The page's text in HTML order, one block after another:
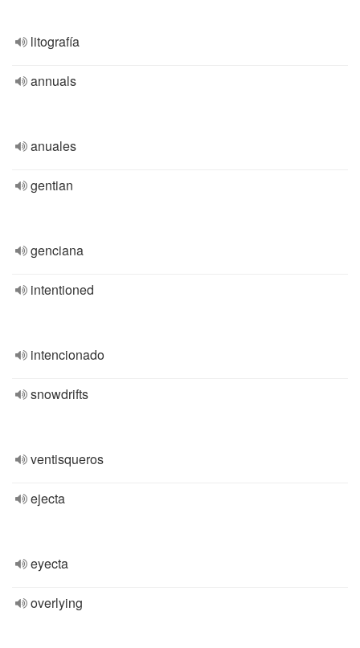
litografía
annuals
anuales
gentian
genciana
intentioned
intencionado
snowdrifts
ventisqueros
ejecta
eyecta
overlying